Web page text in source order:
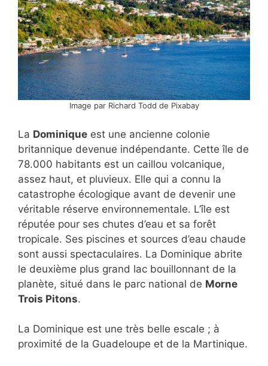
Image par Richard Todd de Pixabay
La Dominique est une ancienne colonie
britannique devenue indépendante. Cette île de
78.000 habitants est un caillou volcanique,
assez haut, et pluvieux. Elle qui a connu la
catastrophe écologique avant de devenir une
véritable réserve environnementale. L’île est
réputée pour ses chutes d’eau et sa forêt
tropicale. Ses piscines et sources d’eau chaude
sont aussi spectaculaires. La Dominique abrite
le deuxième plus grand lac bouillonnant de la
planète, situé dans le parc national de Morne
Trois Pitons.
La Dominique est une très belle escale ; à
proximité de la Guadeloupe et de la Martinique.